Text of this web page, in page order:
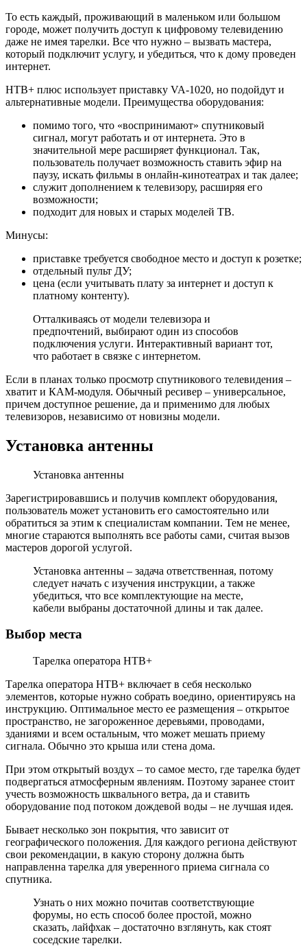
То есть каждый, проживающий в маленьком или большом
городе, может получить доступ к цифровому телевидению
даже не имея тарелки. Все что нужно – вызвать мастера,
который подключит услугу, и убедиться, что к дому проведен
интернет.
НТВ+ плюс использует приставку VA-1020, но подойдут и
альтернативные модели. Преимущества оборудования:
помимо того, что «воспринимают» спутниковый
сигнал, могут работать и от интернета. Это в
значительной мере расширяет функционал. Так,
пользователь получает возможность ставить эфир на
паузу, искать фильмы в онлайн-кинотеатрах и так далее;
служит дополнением к телевизору, расширяя его
возможности;
подходит для новых и старых моделей ТВ.
Минусы:
приставке требуется свободное место и доступ к розетке;
отдельный пульт ДУ;
цена (если учитывать плату за интернет и доступ к
платному контенту).
Отталкиваясь от модели телевизора и
предпочтений, выбирают один из способов
подключения услуги. Интерактивный вариант тот,
что работает в связке с интернетом.
Если в планах только просмотр спутникового телевидения –
хватит и КАМ-модуля. Обычный ресивер – универсальное,
причем доступное решение, да и применимо для любых
телевизоров, независимо от новизны модели.
Установка антенны
Установка антенны
Зарегистрировавшись и получив комплект оборудования,
пользователь может установить его самостоятельно или
обратиться за этим к специалистам компании. Тем не менее,
многие стараются выполнять все работы сами, считая вызов
мастеров дорогой услугой.
Установка антенны – задача ответственная, потому
следует начать с изучения инструкции, а также
убедиться, что все комплектующие на месте,
кабели выбраны достаточной длины и так далее.
Выбор места
Тарелка оператора НТВ+
Тарелка оператора НТВ+ включает в себя несколько
элементов, которые нужно собрать воедино, ориентируясь на
инструкцию. Оптимальное место ее размещения – открытое
пространство, не загороженное деревьями, проводами,
зданиями и всем остальным, что может мешать приему
сигнала. Обычно это крыша или стена дома.
При этом открытый воздух – то самое место, где тарелка будет
подвергаться атмосферным явлениям. Поэтому заранее стоит
учесть возможность шквального ветра, да и ставить
оборудование под потоком дождевой воды – не лучшая идея.
Бывает несколько зон покрытия, что зависит от
географического положения. Для каждого региона действуют
свои рекомендации, в какую сторону должна быть
направленна тарелка для уверенного приема сигнала со
спутника.
Узнать о них можно почитав соответствующие
форумы, но есть способ более простой, можно
сказать, лайфхак – достаточно взглянуть, как стоят
соседские тарелки.